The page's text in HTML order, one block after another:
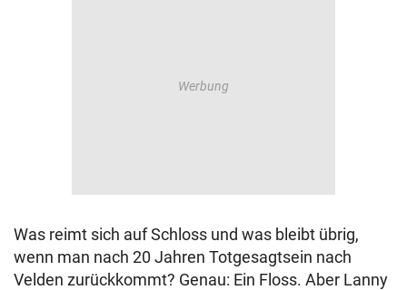
Was reimt sich auf Schloss und was bleibt übrig,
wenn man nach 20 Jahren Totgesagtsein nach
Velden zurückkommt? Genau: Ein Floss. Aber Lanny